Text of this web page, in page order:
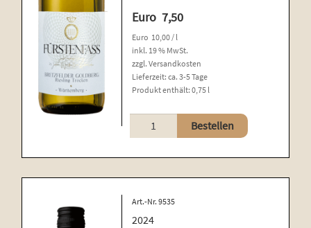
Euro 7,50
Euro 10,00/ l
inkl. 19 % MwSt.
zzgl.Versandkosten
Lieferzeit:ca. 3-5 Tage
Produkt enthält: 0,75 l
Bretzfelder
Goldberg
Riesling
Bestellen
Art.-Nr. 9535
2024